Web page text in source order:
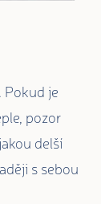
Pokud je
pozor
delší
s sebou